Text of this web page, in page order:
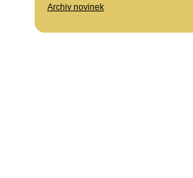
Archiv novinek